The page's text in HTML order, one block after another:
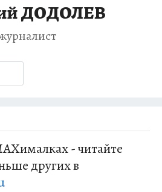
ДОДОЛЕВ
- читайте
других в